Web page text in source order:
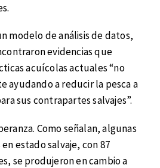
modelo de análisis de datos,
evidencias que
acuícolas actuales “no
ayudando a reducir la pesca a
sus contrapartes salvajes”.
Como señalan, algunas
estado salvaje, con 87
se produjeron en cambio a